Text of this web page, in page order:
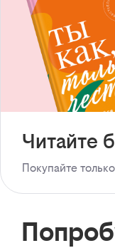
Читайте
Покупайте